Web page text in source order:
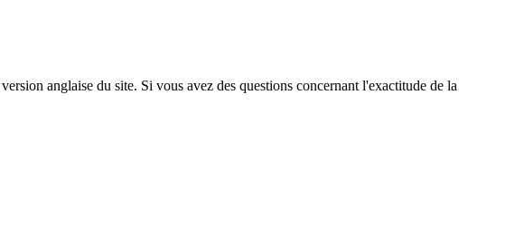
anglaise du site. Si vous avez des questions concernant l'exactitude de la